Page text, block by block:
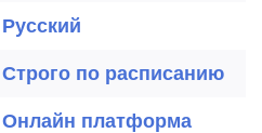
Русский
Строго по расписанию
Онлайн платформа